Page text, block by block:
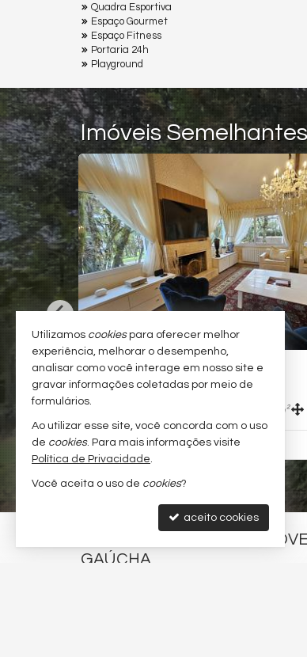
Quadra Esportiva
Espaço Gourmet
Espaço Fitness
Portaria 24h
Playground
Imóveis Semelhantes
-IPÊ AMARELO
no Edifício Green Mountain
3
00
2
R$
EVANDRO CARDOSO -
GAÚCHA
Utilizamos cookiespara oferecer melhor
experiência, melhorar o desempenho,
analisar como você interage em nosso site e
gravar informações coletadas por meio de
formulários.
Ao utilizar esse site, você concorda com o uso
de cookies. Para mais informações visite
Política de Privacidade.
Você aceita o uso de cookies?
aceito cookies